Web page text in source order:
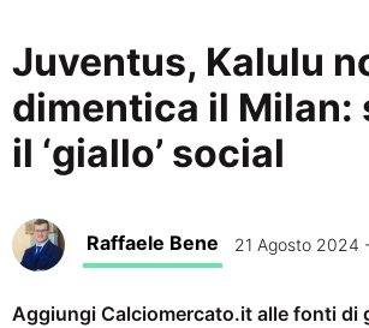
Juventus, Kalulu
dimentica il Milan:
il ‘giallo’ social
Raffaele Bene 21 Agosto 2024
Aggiungi Calciomercato.it alle fonti di